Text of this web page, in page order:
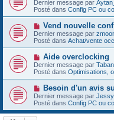
g
e
u
m
e
s
s
a
g
u
v
e
u
m
e
s
s
a
g
e
Dernier message par
Posté dans Config PC ou
N
o
u
v
a
u
m
e
s
a
g
e
Vend nouvelle
Dernier message par
Posté dans Achat/vente
N
o
u
v
e
a
u
m
e
Aide overclocking
Dernier message par
Posté dans Optimisations,
N
o
u
v
e
Besoin d'un avis
Dernier message par
Posté dans Config PC ou